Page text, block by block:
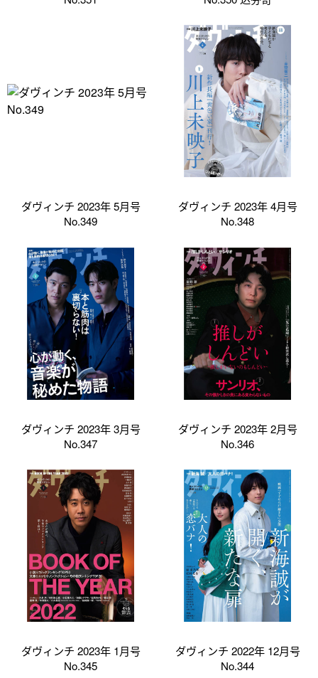
ダヴィンチ 2023年 5月号
No.349
ダヴィンチ 2023年 4月号
No.348
ダヴィンチ 2023年 3月号
No.347
ダヴィンチ 2023年 2月号
No.346
ダヴィンチ 2023年 1月号
No.345
ダヴィンチ 2022年 12月号
No.344